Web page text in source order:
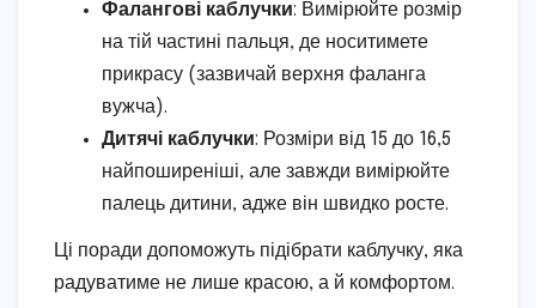
Фалангові каблучки: Вимірюйте розмір
на тій частині пальця, де носитимете
прикрасу (зазвичай верхня фаланга
вужча).
Дитячі каблучки: Розміри від 15 до 16,5
найпоширеніші, але завжди вимірюйте
палець дитини, адже він швидко росте.
Ці поради допоможуть підібрати каблучку, яка
радуватиме не лише красою, а й комфортом.